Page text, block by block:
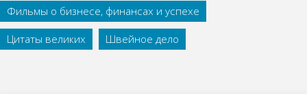
Фильмы о бизнесе, финансах и успехе
Цитаты великих
Швейное дело